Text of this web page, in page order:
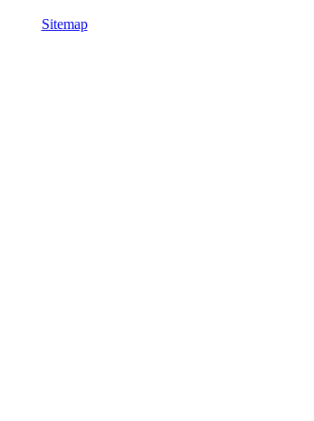
Sitemap